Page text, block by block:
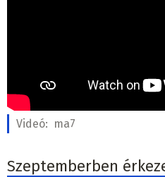
Videó: ma7
Szeptemberben